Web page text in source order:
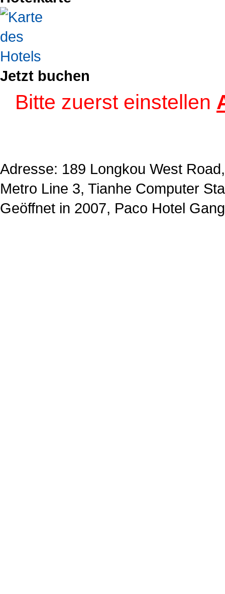
Jetzt buchen
Bitte zuerst einstellen
Adresse: 189 Longkou West
Metro Line 3, Tianhe Computer
Geöffnet in 2007, Paco Hotel